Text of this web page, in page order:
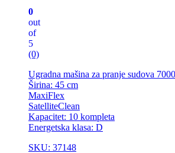
0
out
of
5
(0)
Ugradna mašina za pranje sudova
Širina: 45 cm
MaxiFlex
SatelliteClean
Kapacitet: 10 kompleta
Energetska klasa: D
SKU: 37148